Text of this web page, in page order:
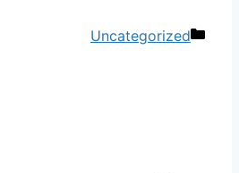
دسته‌ها
Uncategorized